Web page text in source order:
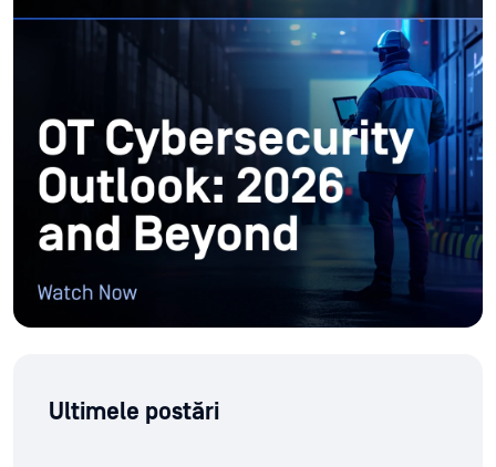
Ultimele postări